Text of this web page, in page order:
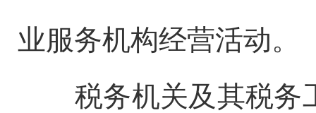
业服务机构经营活动。
税务机关及其税务